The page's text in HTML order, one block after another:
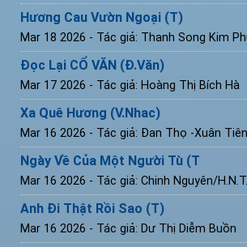
Hương Cau Vườn Ngoại (T)
Mar 18 2026 - Tác giả: Thanh Song Kim
Đọc Lại CỔ VĂN (Đ.Văn)
Mar 17 2026 - Tác giả: Hoàng Thị Bích Hà
Xa Quê Hương (V.Nhac)
Mar 16 2026 - Tác giả: Đan Thọ -Xuân Tiên
Ngày Về Của Một Người Tù (T
Mar 16 2026 - Tác giả: Chinh Nguyên/H.N.T.
Anh Đi Thật Rồi Sao (T)
Mar 16 2026 - Tác giả: Dư Thị Diễm Buồn